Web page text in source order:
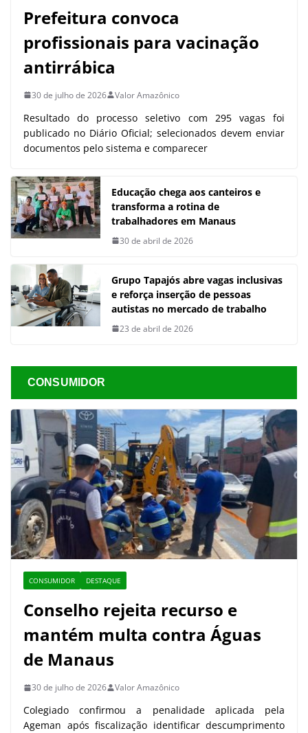
Prefeitura convoca
profissionais para vacinação
antirrábica
30 de julho de 2026 Valor Amazônico
Resultado do processo seletivo com 295 vagas foi
publicado no Diário Oficial; selecionados devem enviar
documentos pelo sistema e comparecer
Educação chega aos canteiros e
transforma a rotina de
trabalhadores em Manaus
30 de abril de 2026
Grupo Tapajós abre vagas inclusivas
e reforça inserção de pessoas
autistas no mercado de trabalho
23 de abril de 2026
CONSUMIDOR
CONSUMIDOR DESTAQUE
Conselho rejeita recurso e
mantém multa contra Águas
de Manaus
30 de julho de 2026 Valor Amazônico
Colegiado confirmou a penalidade aplicada pela
Ageman após fiscalização identificar descumprimento